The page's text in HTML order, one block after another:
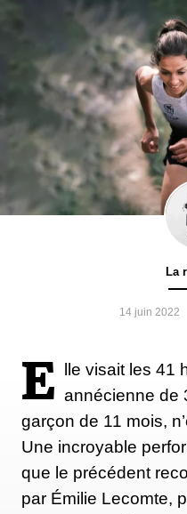
La
14 juin 2022
E
lle visait les 41
annécienne de
garçon de 11 mois,
Une incroyable
que le précédent
par Émilie Lecomte,